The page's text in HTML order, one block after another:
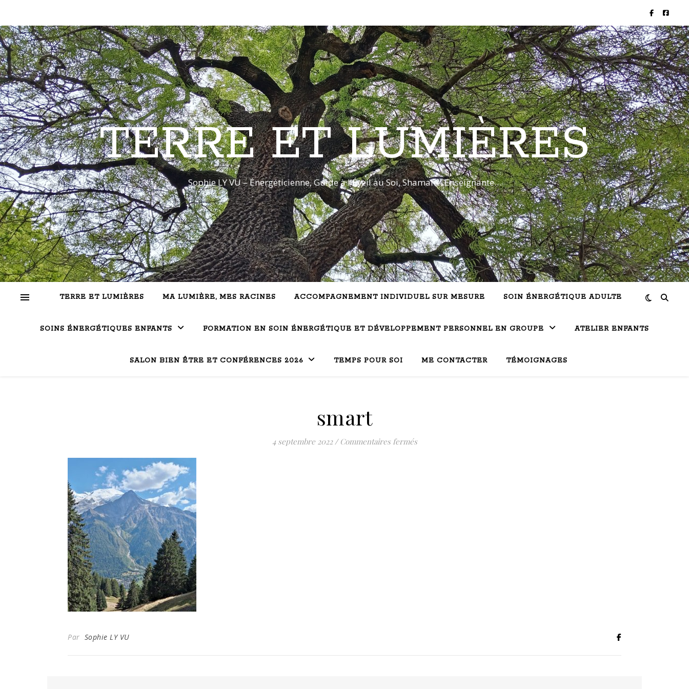
TERRE ET LUMIÈRES
Sophie LY VU – Énergéticienne, Guide à l'Éveil au Soi, Shamane, Enseignante…
TERRE ET LUMIÈRES MA LUMIÈRE, MES RACINES ACCOMPAGNEMENT INDIVIDUEL SUR MESURE SOIN ÉNERGÉTIQUE ADULTE
SOINS ÉNERGÉTIQUES ENFANTS FORMATION EN SOIN ÉNERGÉTIQUE ET DÉVELOPPEMENT PERSONNEL EN GROUPE ATELIER ENFANTS
SALON BIEN ÊTRE ET CONFÉRENCES 2026 TEMPS POUR SOI ME CONTACTER TÉMOIGNAGES
smart
4 septembre 2022 / Commentaires ferméssur smart
Par Sophie LY VU